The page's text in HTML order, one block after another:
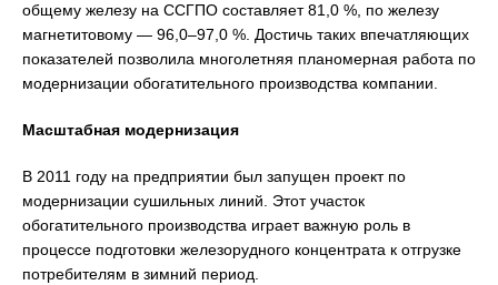
общему железу на ССГПО составляет 81,0 %, по железу
магнетитовому — 96,0–97,0 %. Достичь таких впечатляющих
показателей позволила многолетняя планомерная работа по
модернизации обогатительного производства компании.
Масштабная модернизация
В 2011 году на предприятии был запущен проект по
модернизации сушильных линий. Этот участок
обогатительного производства играет важную роль в
процессе подготовки железорудного концентрата к отгрузке
потребителям в зимний период.